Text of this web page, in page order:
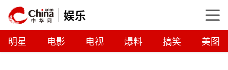
娱乐
明星 电影 电视 爆料 搞笑 美图